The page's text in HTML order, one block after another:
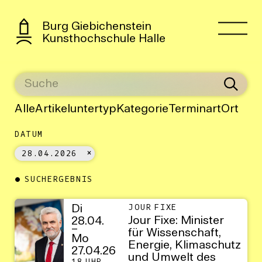
Burg Giebichenstein
Kunsthochschule Halle
AlleArtikeluntertyp KategorieTerminartOrt
DATUM
28.04.2026
SUCHERGEBNIS
Di
28.04.
–
Mo
27.04.26
JOUR FIXE
Jour Fixe: Minister
für Wissenschaft,
Energie, Klimaschutz
und Umwelt des